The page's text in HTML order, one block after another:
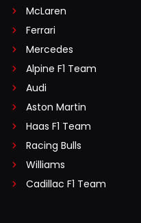
McLaren
Ferrari
Mercedes
Alpine F1 Team
Audi
Aston Martin
Haas F1 Team
Racing Bulls
Williams
Cadillac F1 Team